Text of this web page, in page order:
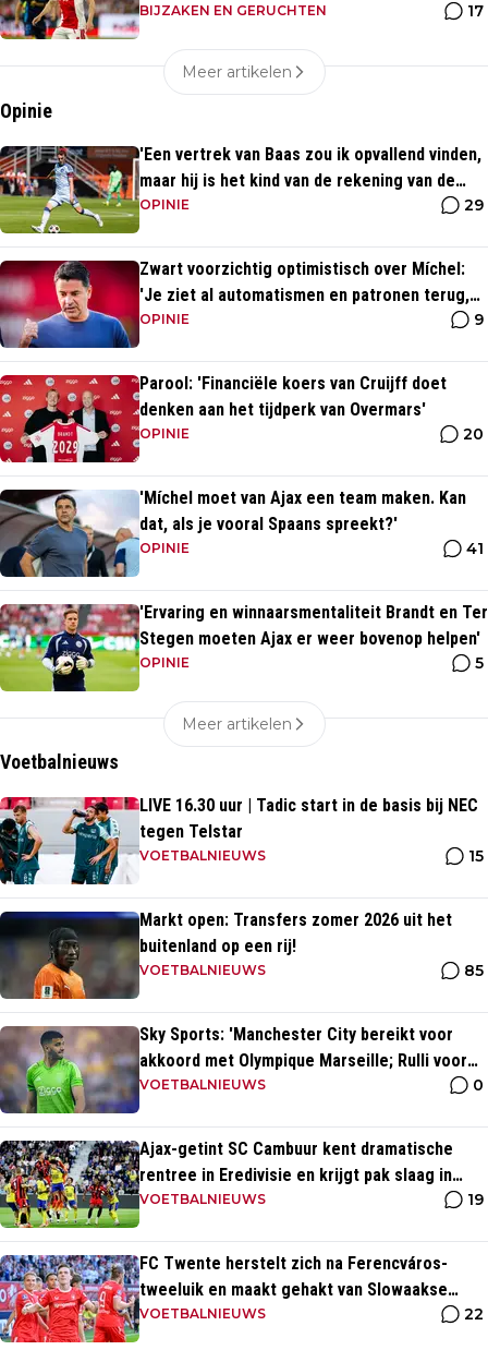
wedstrijden ook zien'
BIJZAKEN EN GERUCHTEN 17
Meer artikelen
Opinie
'Een vertrek van Baas zou ik opvallend vinden,
maar hij is het kind van de rekening van de
komst van Blind'
OPINIE 29
Zwart voorzichtig optimistisch over Míchel:
'Je ziet al automatismen en patronen terug,
maar...'
OPINIE 9
Parool: 'Financiële koers van Cruijff doet
denken aan het tijdperk van Overmars'
OPINIE 20
'Míchel moet van Ajax een team maken. Kan
dat, als je vooral Spaans spreekt?'
OPINIE 41
'Ervaring en winnaarsmentaliteit Brandt en Ter
Stegen moeten Ajax er weer bovenop helpen'
OPINIE 5
Meer artikelen
Voetbalnieuws
LIVE 16.30 uur | Tadic start in de basis bij NEC
tegen Telstar
VOETBALNIEUWS 15
Markt open: Transfers zomer 2026 uit het
buitenland op een rij!
VOETBALNIEUWS 85
Sky Sports: 'Manchester City bereikt voor
akkoord met Olympique Marseille; Rulli voor
twee miljoen naar Engeland'
VOETBALNIEUWS 0
Ajax-getint SC Cambuur kent dramatische
rentree in Eredivisie en krijgt pak slaag in
eigen huis
VOETBALNIEUWS 19
FC Twente herstelt zich na Ferencváros-
tweeluik en maakt gehakt van Slowaakse
opponent
VOETBALNIEUWS 22